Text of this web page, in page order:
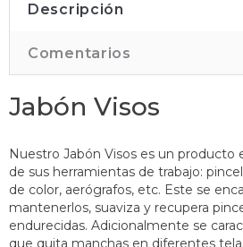
Descripción
Comentarios
Jabón Visos
Nuestro Jabón Visos es un producto
de sus herramientas de trabajo:
de color, aerógrafos, etc. Este se
mantenerlos, suaviza y recupera
endurecidas. Adicionalmente se